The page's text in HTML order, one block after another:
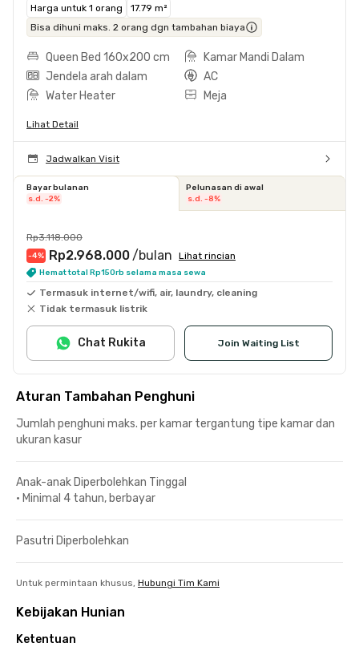
Harga untuk 1 orang
17.79 m²
Bisa dihuni maks. 2 orang dgn tambahan biaya
Queen Bed 160x200 cm
Kamar Mandi Dalam
Jendela arah dalam
AC
Water Heater
Meja
Lihat Detail
Jadwalkan Visit
Bayar bulanan
s.d. -2%
Pelunasan di awal
s.d. -8%
Rp3.118.000
-4% Rp2.968.000 /bulan Lihat rincian
Hemat total Rp150rb selama masa sewa
Termasuk internet/wifi, air, laundry, cleaning
Tidak termasuk listrik
Join Waiting List
Chat Rukita
Aturan Tambahan Penghuni
Jumlah penghuni maks. per kamar tergantung tipe kamar dan
ukuran kasur
Anak-anak Diperbolehkan Tinggal
• Minimal 4 tahun, berbayar
Pasutri Diperbolehkan
Untuk permintaan khusus, Hubungi Tim Kami
Kebijakan Hunian
Ketentuan